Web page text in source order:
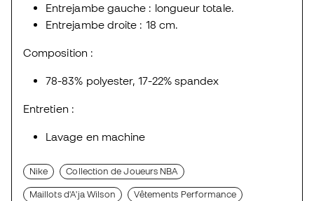
Entrejambe gauche : longueur totale.
Entrejambe droite : 18 cm.
Composition :
78-83% polyester, 17-22% spandex
Entretien :
Lavage en machine
Nike Collection de Joueurs NBA
Maillots d'A'ja Wilson Vêtements Performance